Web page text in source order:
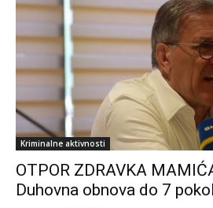
Kriminalne aktivnosti
OTPOR ZDRAVKA
Duhovna obnova do 7